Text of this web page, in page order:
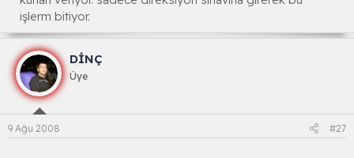
işlerm bitiyor.
DİNÇ
Üye
9 Ağu 2008 #27